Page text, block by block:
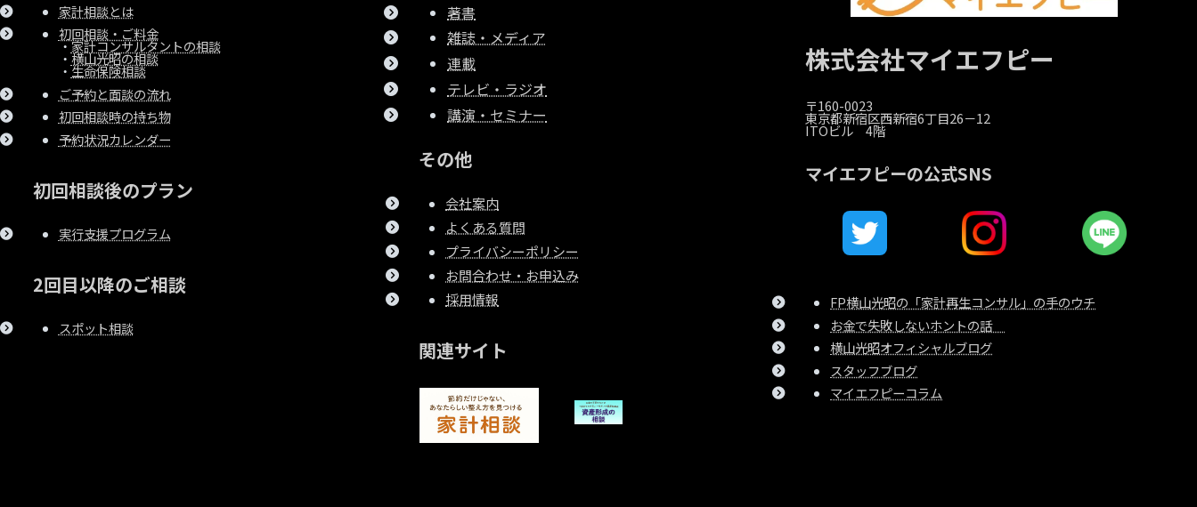
家計相談とは
初回相談・ご料金
・家計コンサルタントの相談
・横山光昭の相談
・生命保険相談
ご予約と面談の流れ
初回相談時の持ち物
予約状況カレンダー
初回相談後のプラン
実行支援プログラム
2回目以降のご相談
スポット相談
著書
雑誌・メディア
連載
テレビ・ラジオ
講演・セミナー
その他
会社案内
よくある質問
プライバシーポリシー
お問合わせ・お申込み
採用情報
関連サイト
株式会社マイエフピー
〒160-0023
東京都新宿区西新宿6丁目26－12
ITOビル 4階
マイエフピーの公式SNS
FP横山光昭の「家計再生コンサル」の手のウチ
お金で失敗しないホントの話
横山光昭オフィシャルブログ
スタッフブログ
マイエフピーコラム